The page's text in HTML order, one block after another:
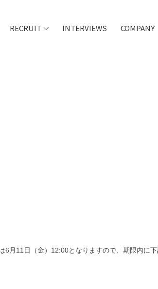
RECRUIT INTERVIEWS COMPANY
月11日（金）12:00となりますので、期限内に下